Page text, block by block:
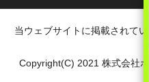
当ウェブサイトに掲載されて
Copyright(C) 2021 株式会社